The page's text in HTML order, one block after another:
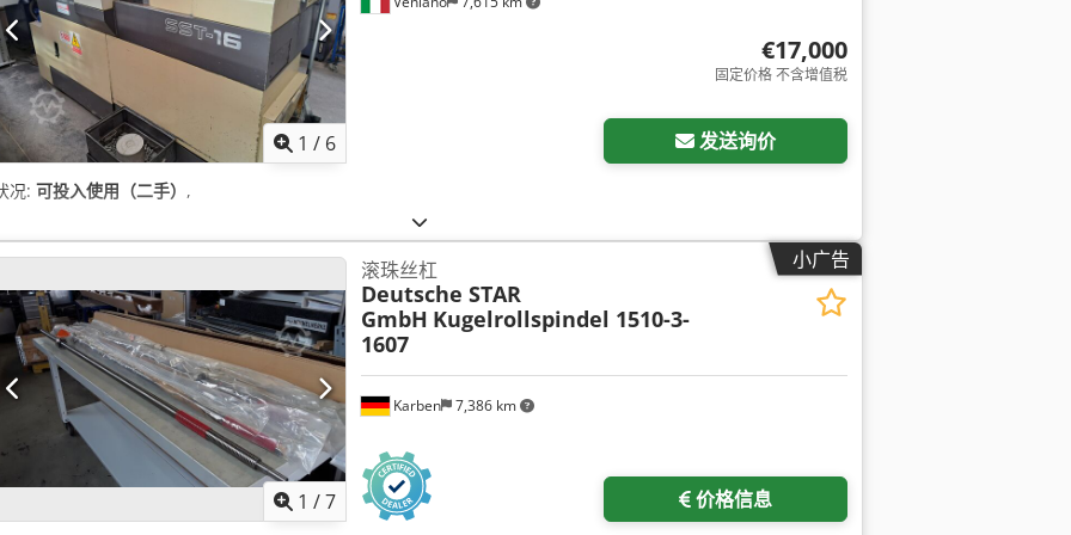
1 / 6
€17,000
固定价格 不含增值税
发送询价
况: 可投入使用（二手） ,
小广告
1 /7
Karben 7,386 km
滚珠丝杠
Deutsche STAR
GmbH Kugelrollspindel 1510-3-
1607
价格信息